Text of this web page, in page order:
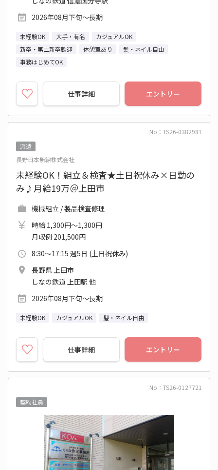
2026年08月下旬～長期
未経験OK 大手・有名
カジュアルOK
新卒・第二新卒歓迎
休憩室あり
髪・ネイル自由
事務はじめてOK
仕事詳細 エントリー
No：TS26-0382981
派遣
長野日本無線株式会社
未経験OK！組立＆検査★土日祝休み×日勤の
み♪月給19万＠上田市
機械組立 / 製品検査修理
時給 1,300円～1,300円
月収例 201,500円
8:30～17:15 週5日 (土日祝休み)
長野県 上田市
しなの鉄道 上田駅 他
2026年08月下旬～長期
未経験OK カジュアルOK 髪・ネイル自由
仕事詳細 エントリー
No：TS26-0127721
契約社員